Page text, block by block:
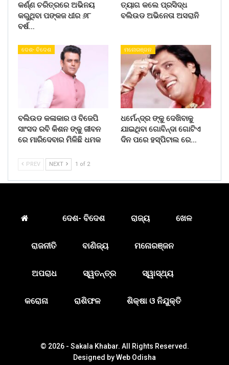
କର୍ଣ୍ଣ ଚରିତ୍ରରେ ଅଭିନୟ
କରୁଥିବା ପଙ୍କଜ ଧୀର ୬୮
ବର୍ଷ…
ତ୍ୟାଗ କଲେ ପ୍ରସିଦ୍ଧ
ବଲିଉଡ ଅଭିନେତା ଅସରାନି
ଦେଶ- ବିଦେଶ
ବଲିଉଡ କଳାକାର ଓ ବିଜେପି
ସାଂସଦ ରବି କିଶନ ଙ୍କୁ ଜୀବନ
ରେ ମାରିଦେବାର ମିଳିଛି ଧମକ
ମନୋରଞ୍ଜନ
ଧର୍ମେନ୍ଦ୍ର ଙ୍କୁ ଦେଖିବାକୁ
ଯାଇଥିବା ଗୋବିନ୍ଦା ଗୋଟିଏ
ଦିନ ପରେ ହସ୍ପିଟାଲ ରେ…
PREV NEXT 1 of 2
ଦେଶ- ବିଦେଶ ରାଜ୍ୟ ଖେଳ
ରାଜନୀତି ବାଣିଜ୍ୟ ମନୋରଞ୍ଜନ
ଅପରାଧ ସ୍ୱତନ୍ତ୍ର ସ୍ୱାସ୍ଥ୍ୟ
କରୋନା ରାଶିଫଳ ଶିକ୍ଷା ଓ ନିଯୁକ୍ତି
© 2026 - Sakala Khabar. All Rights Reserved.
Designed byWeb Odisha